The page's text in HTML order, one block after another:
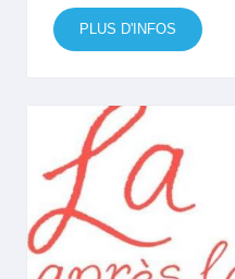
PLUS D'INFOS